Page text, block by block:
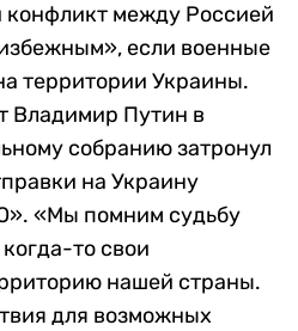
конфликт между Россией
если военные
территории Украины.
Владимир Путин в
собранию затронул
на Украину
«Мы помним судьбу
то свои
нашей страны.
для возможных